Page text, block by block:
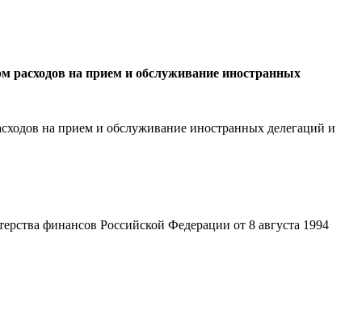
расходов на прием и обслуживание иностранных
на прием и обслуживание иностранных делегаций и
финансов Российской Федерации от 8 августа 1994